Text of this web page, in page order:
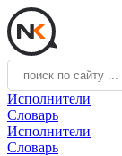
Исполнители
Словарь
Исполнители
Словарь